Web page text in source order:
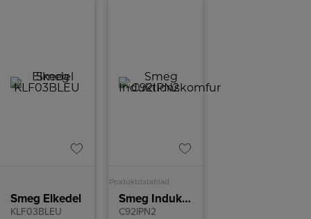
Smeg Elkedel
KLF03BLEU
Produktdatablad
Smeg Induktionskomfur
C92IPN2